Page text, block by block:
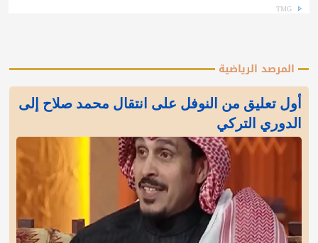
TMG
المرصد الرياضية
أول تعليق من النوفل على انتقال محمد صلاح إلى
الدوري التركي